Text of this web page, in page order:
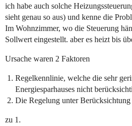
ich habe auch solche
sieht genau so aus) und kenne die
Im Wohnzimmer, wo die Steuerung
Sollwert eingestellt. aber es heizt bis
Ursache waren 2 Faktoren
Regelkennlinie, welche die sehr
Energiesparhauses nicht
Die Regelung unter
zu 1.